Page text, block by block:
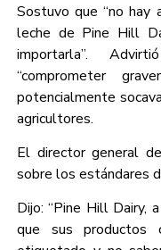
Sostuvo que “no hay
leche de Pine Hill
importarla”.
“comprometer
potencialmente
agricultores.
El director general
sobre los estándares
Dijo: “Pine Hill Dairy,
que sus productos